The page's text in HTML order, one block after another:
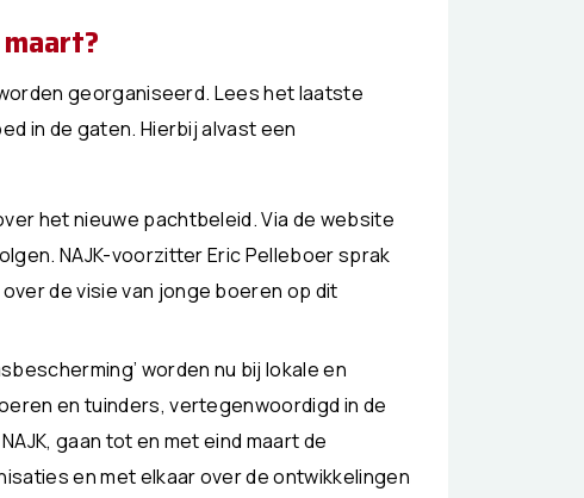
georganiseerd. Lees het laatste
in de gaten. Hierbij alvast een
het nieuwe pachtbeleid. Via de website
NAJK-voorzitter Eric Pelleboer sprak
de visie van jonge boeren op dit
worden nu bij lokale en
en tuinders, vertegenwoordigd in de
gaan tot en met eind maart de
en met elkaar over de ontwikkelingen